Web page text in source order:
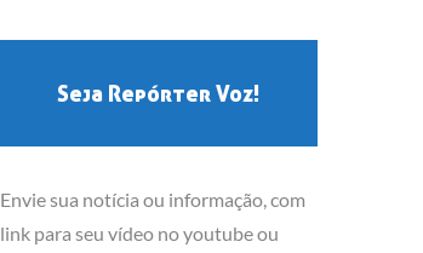
Seja Repórter Voz!
Envie sua notícia ou informação, com
link para seu vídeo no youtube ou